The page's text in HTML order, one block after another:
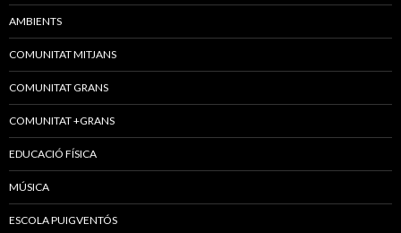
AMBIENTS
COMUNITAT MITJANS
COMUNITAT GRANS
COMUNITAT +GRANS
EDUCACIÓ FÍSICA
MÚSICA
ESCOLA PUIGVENTÓS